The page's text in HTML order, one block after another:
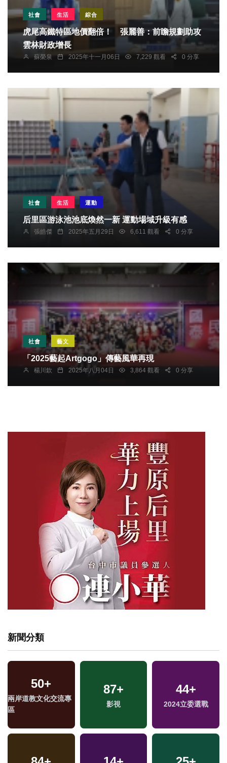
社會 生活 綜合
虎尾高鐵特區地價翻倍！ 張麗善：前瞻規劃助攻
雲林財政增長
蘇榮泉 2025年十一月06日 7,229 觀看 0 分享
社會 生活 運動
后里區游泳池池底煥然一新 運動場域升級有感
張皓傑 2025年五月29日 6,611 觀看 0 分享
社會 藝文
「2025藝起Artgogo」傳藝風華再現
楊川欽 2025年八月04日 3,864 觀看 0 分享
新聞分類
50+
兩岸道教文化交流專
區
87+
影視
44+
2024立委選戰
13+
綜藝
332+
藝文
95+
美食